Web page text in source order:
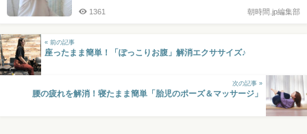
朝時間.jp編集部
1361
« 前の記事
座ったまま簡単！「ぽっこりお腹」解消エクササイズ♪
次の記事 »
腰の疲れを解消！寝たまま簡単「胎児のポーズ＆マッサージ」